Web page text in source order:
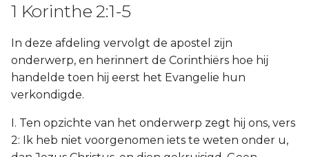
1 Korinthe 2:1-5
In deze afdeling vervolgt de apostel zijn
onderwerp, en herinnert de Corinthiërs hoe hij
handelde toen hij eerst het Evangelie hun
verkondigde.
I. Ten opzichte van het onderwerp zegt hij ons, vers
2: Ik heb niet voorgenomen iets te weten onder u,